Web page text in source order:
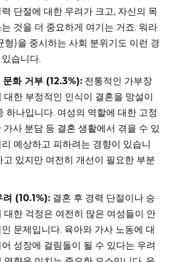
단절에 대한 우려가 크고, 자신의 목
것을 더 중요하게 여기는 거죠. 워라
형)을 중시하는 사회 분위기도 이런 경
습니다.
문화 거부 (12.3%): 전통적인 가부장
대한 부정적인 인식이 결혼을 망설이
하나입니다. 여성의 역할에 대한 고정
가사 분담 등 결혼 생활에서 겪을 수 있
예상하고 피하려는 경향이 있습니
고 있지만 여전히 개선이 필요한 부분
려 (10.1%): 결혼 후 경력 단절이나 승
대한 걱정은 여전히 많은 여성들이 안
문제입니다. 육아와 가사 노동에 대
성장에 걸림돌이 될 수 있다는 우려